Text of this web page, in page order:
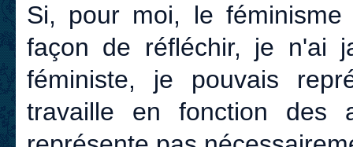
Si, pour moi, le
façon de réfléchir, je n'ai
féministe, je pouvais
travaille en fonction des